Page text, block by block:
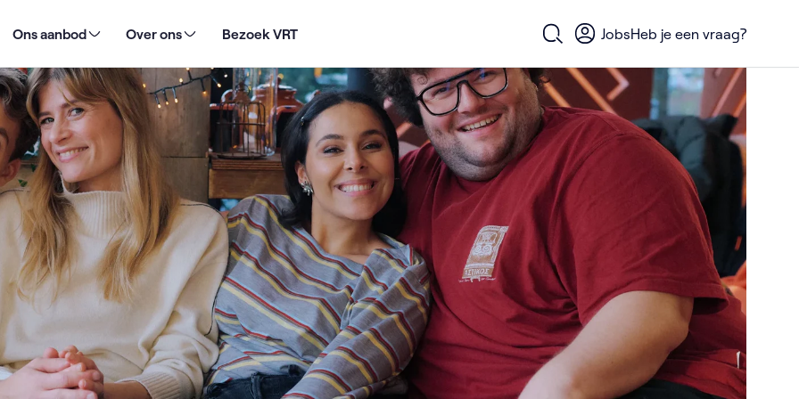
Ons aanbod Over ons Bezoek VRT
Open zoekformulier
JobsHeb je een vraag?
Warmste Week opent in Genk